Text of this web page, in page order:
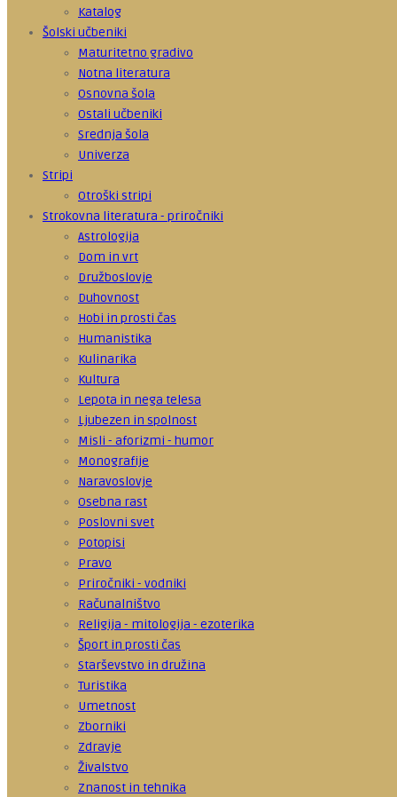
Katalog
Šolski učbeniki
Maturitetno gradivo
Notna literatura
Osnovna šola
Ostali učbeniki
Srednja šola
Univerza
Stripi
Otroški stripi
Strokovna literatura - priročniki
Astrologija
Dom in vrt
Družboslovje
Duhovnost
Hobi in prosti čas
Humanistika
Kulinarika
Kultura
Lepota in nega telesa
Ljubezen in spolnost
Misli - aforizmi - humor
Monografije
Naravoslovje
Osebna rast
Poslovni svet
Potopisi
Pravo
Priročniki - vodniki
Računalništvo
Religija - mitologija - ezoterika
Šport in prosti čas
Starševstvo in družina
Turistika
Umetnost
Zborniki
Zdravje
Živalstvo
Znanost in tehnika